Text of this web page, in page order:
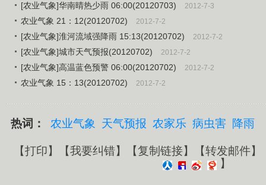
[农业气象]华南晴热少雨 06:00(20120703) 2012-7-3
农业气象 21：12(20120702) 2012-7-2
[农业气象]淮河流域强降雨 15:13(20120702) 2012-7-2
[农业气象]城市天气预报(20120702) 2012-7-2
[农业气象]高温蓝色预警 06:00(20120702) 2012-7-2
农业气象 15：13(20120702) 2012-7-2
热词： 农业气象 天气预报 农家乐 病虫害 降雨
【打印】【我要纠错】【复制链接】【转发邮件】
】